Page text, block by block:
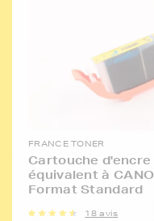
FRANCE TONER
Cartouche
équivalent à
Format Standard
18 avis